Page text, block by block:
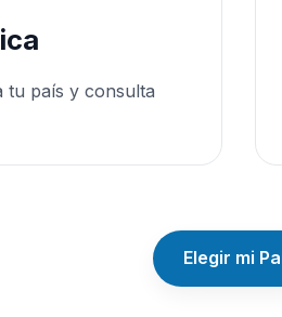
tu país y consulta
Elegir mi